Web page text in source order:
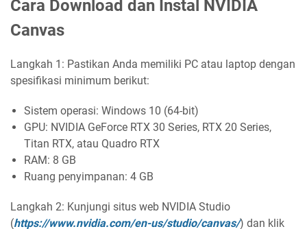
Cara Download dan Instal NVIDIA
Canvas
Langkah 1: Pastikan Anda memiliki PC atau laptop dengan
spesifikasi minimum berikut:
Sistem operasi: Windows 10 (64-bit)
GPU: NVIDIA GeForce RTX 30 Series, RTX 20 Series,
Titan RTX, atau Quadro RTX
RAM: 8 GB
Ruang penyimpanan: 4 GB
Langkah 2: Kunjungi situs web NVIDIA Studio
(https://www.nvidia.com/en-us/studio/canvas/) dan klik